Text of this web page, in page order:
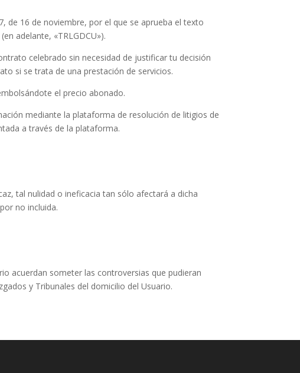
de 16 de noviembre, por el que se aprueba el texto
adelante, «TRLGDCU»).
celebrado sin necesidad de justificar tu decisión
si se trata de una prestación de servicios.
el precio abonado.
mediante la plataforma de resolución de litigios de
a través de la plataforma.
tal nulidad o ineficacia tan sólo afectará a dicha
no incluida.
acuerdan someter las controversias que pudieran
y Tribunales del domicilio del Usuario.